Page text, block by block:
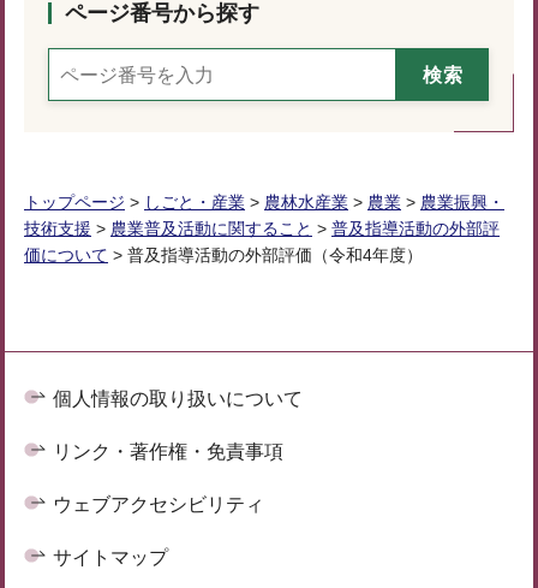
ページ番号から探す
トップページ > しごと・産業 > 農林水産業 > 農業 > 農業振興・
技術支援 > 農業普及活動に関すること > 普及指導活動の外部評
価について > 普及指導活動の外部評価（令和4年度）
個人情報の取り扱いについて
リンク・著作権・免責事項
ウェブアクセシビリティ
サイトマップ